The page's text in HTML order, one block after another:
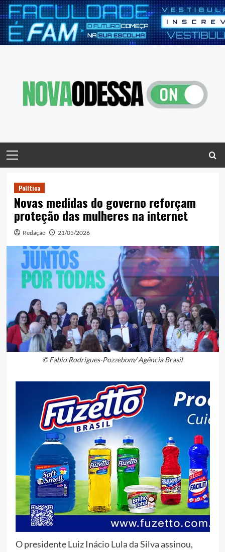
Menu
Política
Novas medidas do governo reforçam
proteção das mulheres na internet
Redação 21/05/2026
© Fabio Rodrigues-Pozzebom/ Agência Brasil
O presidente Luiz Inácio Lula da Silva assinou,